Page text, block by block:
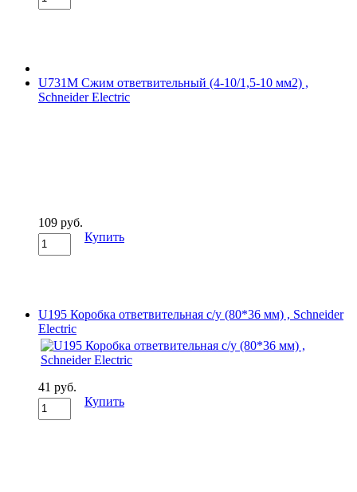
U731M Сжим ответвительный (4-10/1,5-10 мм2) ,
Schneider Electric
109 руб.
Купить
U195 Коробка ответвительная с/у (80*36 мм) , Schneider
Electric
41 руб.
Купить